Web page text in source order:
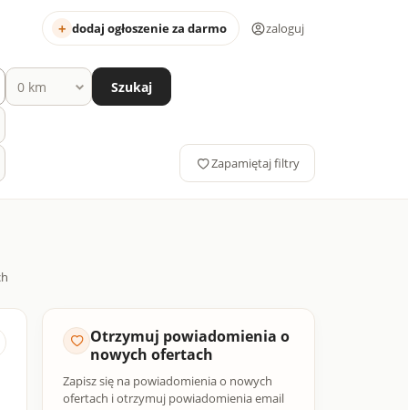
dodaj ogłoszenie za darmo zaloguj
Szukaj
Zapamiętaj filtry
Otrzymuj powiadomienia o
nowych ofertach
Zapisz się na powiadomienia o nowych
ofertach i otrzymuj powiadomienia email